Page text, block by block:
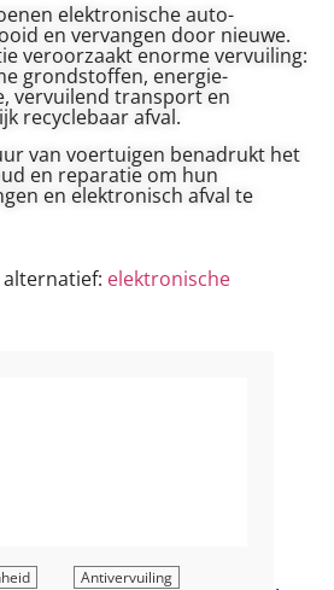
elektronische auto-
en vervangen door nieuwe.
veroorzaakt enorme vervuiling:
grondstoffen, energie-
vervuilend transport en
recyclebaar afval.
van voertuigen benadrukt het
en reparatie om hun
en elektronisch afval te
elektronische
Antivervuiling